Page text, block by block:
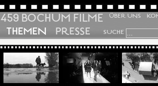
459 BOCHUM FILME ÜBER UNS
THEMEN PRESSE SUCHE